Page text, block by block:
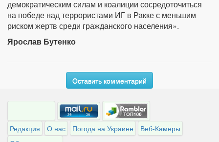
демократическим силам и коалиции сосредоточиться
на победе над террористами ИГ в Ракке с меньшим
риском жертв среди гражданского населения».
Ярослав Бутенко
Оставить комментарий
Редакция О нас Погода на Украине
Веб-Камеры